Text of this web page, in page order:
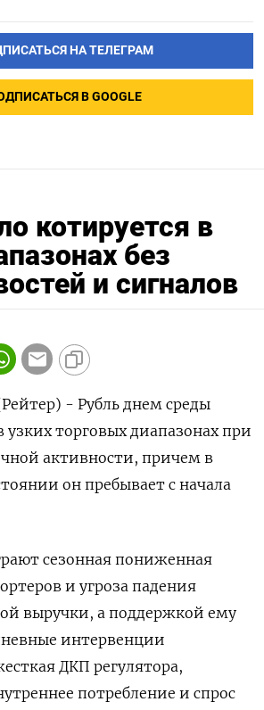
НА ТЕЛЕГРАМ
В GOOGLE
котируется в
без
и сигналов
- Рубль днем среды
торговых диапазонах при
активности, причем в
он пребывает с начала
сезонная пониженная
и угроза падения
выручки, а поддержкой ему
интервенции
ДКП регулятора,
потребление и спрос